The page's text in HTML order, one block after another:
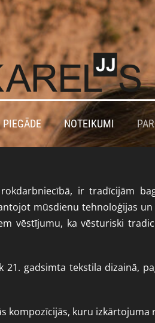
PIEGĀDE NOTEIKUMI
ir tradīcijām
mūsdienu tehnoloģijas
vēstījumu, ka vēsturiski
gadsimta tekstila dizainā,
kompozīcijās, kuru